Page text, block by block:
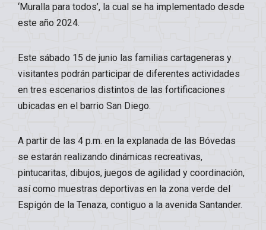
‘Muralla para todos’, la cual se ha implementado desde
este año 2024.
Este sábado 15 de junio las familias cartageneras y
visitantes podrán participar de diferentes actividades
en tres escenarios distintos de las fortificaciones
ubicadas en el barrio San Diego.
A partir de las 4 p.m. en la explanada de las Bóvedas
se estarán realizando dinámicas recreativas,
pintucaritas, dibujos, juegos de agilidad y coordinación,
así como muestras deportivas en la zona verde del
Espigón de la Tenaza, contiguo a la avenida Santander.